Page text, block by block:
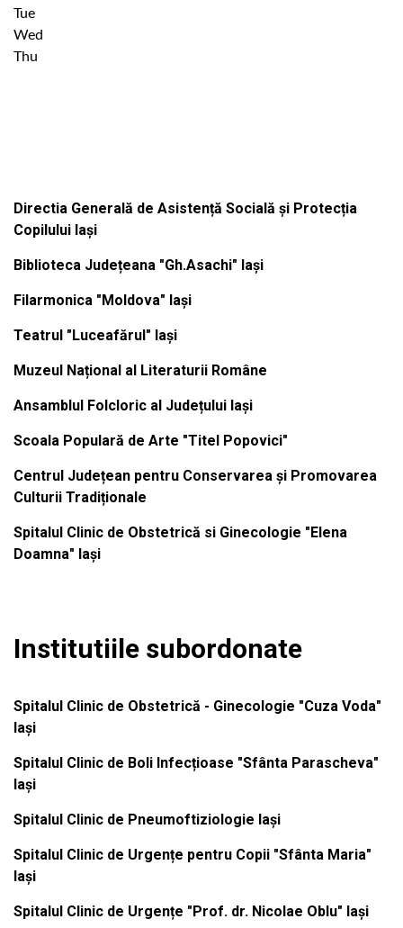
Tue
Wed
Thu
Directia Generală de Asistență Socială și Protecția
Copilului Iași
Biblioteca Județeana "Gh.Asachi" Iași
Filarmonica "Moldova" Iași
Teatrul "Luceafărul" Iași
Muzeul Național al Literaturii Române
Ansamblul Folcloric al Județului Iași
Scoala Populară de Arte "Titel Popovici"
Centrul Județean pentru Conservarea și Promovarea
Culturii Tradiționale
Spitalul Clinic de Obstetrică si Ginecologie "Elena
Doamna" Iași
Institutiile subordonate
Spitalul Clinic de Obstetrică - Ginecologie "Cuza Voda"
Iași
Spitalul Clinic de Boli Infecțioase "Sfânta Parascheva"
Iași
Spitalul Clinic de Pneumoftiziologie Iași
Spitalul Clinic de Urgențe pentru Copii "Sfânta Maria"
Iași
Spitalul Clinic de Urgențe "Prof. dr. Nicolae Oblu" Iași